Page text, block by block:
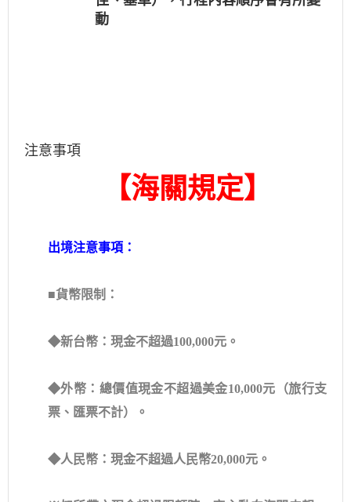
動
注意事項
【海關規定】
出境注意事項：
■貨幣限制：
◆新台幣：現金不超過100,000元。
◆外幣：總價值現金不超過美金10,000元（旅行支
票、匯票不計）。
◆人民幣：現金不超過人民幣20,000元。